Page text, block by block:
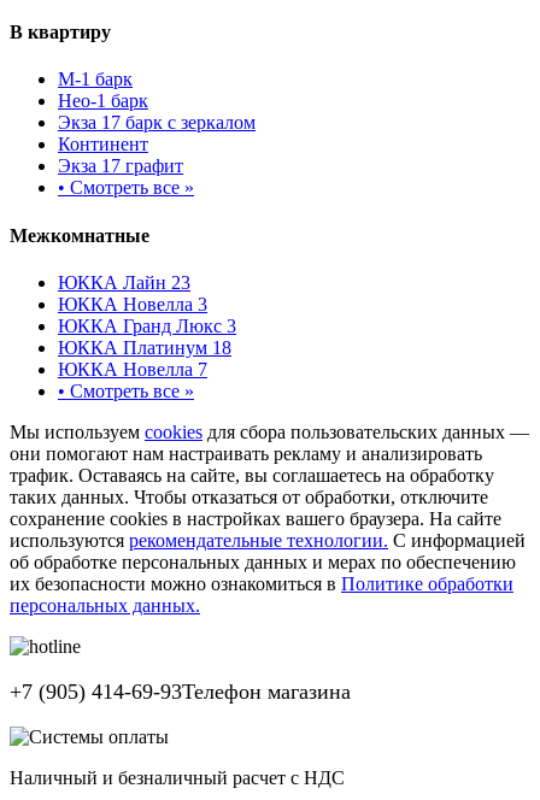
В квартиру
М-1 барк
Нео-1 барк
Экза 17 барк с зеркалом
Континент
Экза 17 графит
• Смотреть все »
Межкомнатные
ЮККА Лайн 23
ЮККА Новелла 3
ЮККА Гранд Люкс 3
ЮККА Платинум 18
ЮККА Новелла 7
• Смотреть все »
Мы используем cookies для сбора пользовательских данных —
они помогают нам настраивать рекламу и анализировать
трафик. Оставаясь на сайте, вы соглашаетесь на обработку
таких данных. Чтобы отказаться от обработки, отключите
сохранение cookies в настройках вашего браузера. На сайте
используются рекомендательные технологии. С информацией
об обработке персональных данных и мерах по обеспечению
их безопасности можно ознакомиться в Политике обработки
персональных данных.
+7 (905) 414-69-93Телефон магазина
Наличный и безналичный расчет с НДС